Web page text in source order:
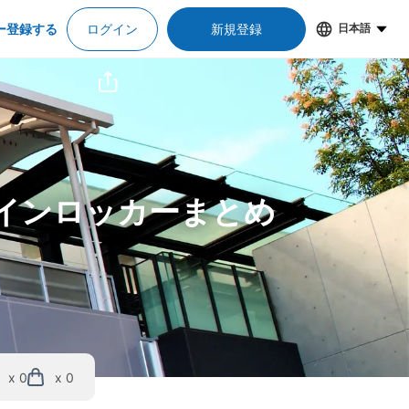
登録する ログイン 新規登録 日本語
ンロッカーまとめ
x 0 x 0